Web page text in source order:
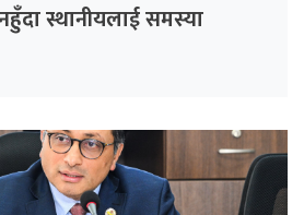
स्थानीयलाई समस्या